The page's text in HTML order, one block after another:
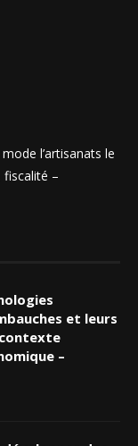
l’artisanats le
–
et leurs
–